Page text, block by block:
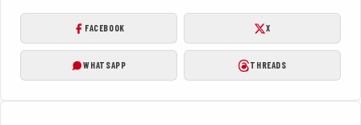
FACEBOOK X
WHATSAPP THREADS